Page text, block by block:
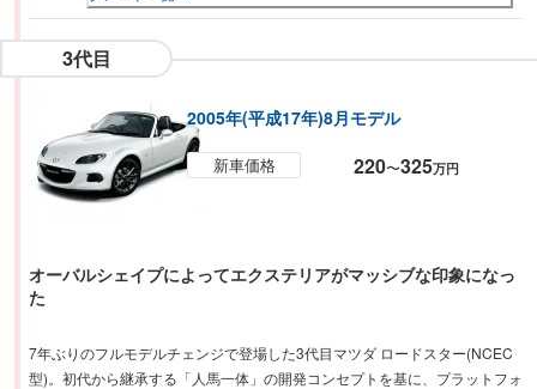
3代目
2005年(平成17年)8月モデル
新車価格 220〜325万円
オーバルシェイプによってエクステリアがマッシブな印象になっ
た
7年ぶりのフルモデルチェンジで登場した3代目マツダ ロードスター(NCEC
型)。初代から継承する「人馬一体」の開発コンセプトを基に、プラットフォ